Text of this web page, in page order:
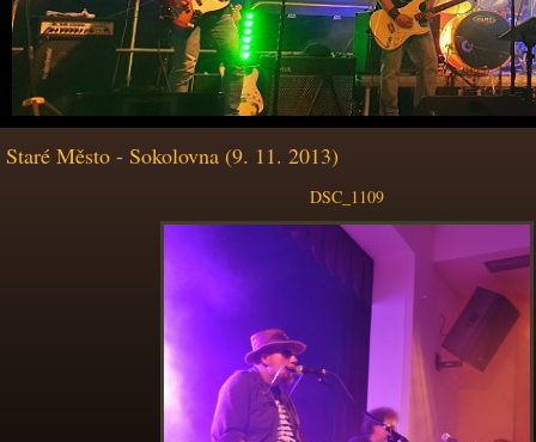
Staré Město - Sokolovna (9. 11. 2013)
DSC_1109